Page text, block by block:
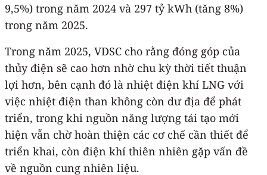
9,5%) trong năm 2024 và 297 tỷ kWh (tăng 8%)
trong năm 2025.
Trong năm 2025, VDSC cho rằng đóng góp của
thủy điện sẽ cao hơn nhờ chu kỳ thời tiết thuận
lợi hơn, bên cạnh đó là nhiệt điện khí LNG với
việc nhiệt điện than không còn dư địa để phát
triển, trong khi nguồn năng lượng tái tạo mới
hiện vẫn chờ hoàn thiện các cơ chế cần thiết để
triển khai, còn điện khí thiên nhiên gặp vấn đề
về nguồn cung nhiên liệu.